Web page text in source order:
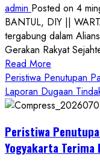
admin Posted on 4
BANTUL, DIY ||
tergabung dalam
Gerakan Rakyat
Read More
more
about
Kasus
Anak
di
Peristiwa Penutupan
Laporan Dugaan
Peristiwa
Yogyakarta Terima